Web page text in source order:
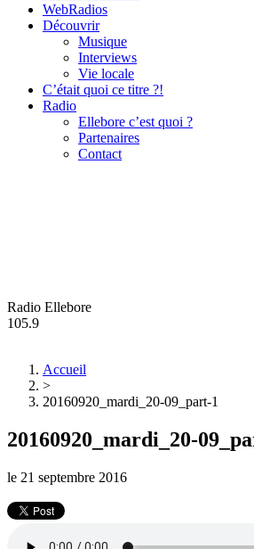
WebRadios
Découvrir
Musique
Interviews
Vie locale
C’était quoi ce titre ?!
Radio
Ellebore c’est quoi ?
Partenaires
Contact
Radio Ellebore
105.9
Accueil
>
20160920_mardi_20-09_part-1
20160920_mardi_20-
le 21 septembre 2016